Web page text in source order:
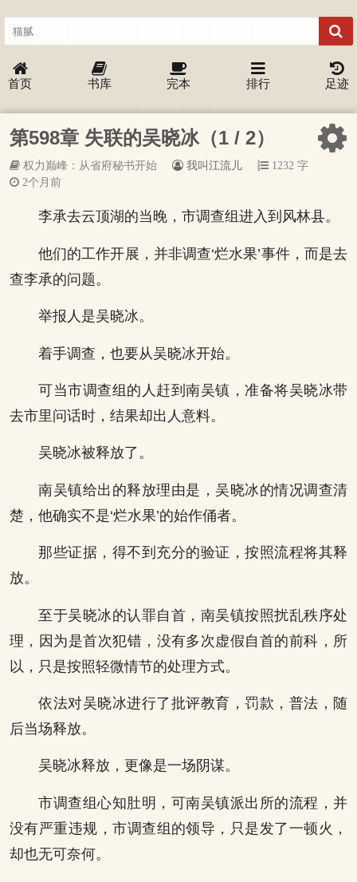
首页 书库 完本 排行 足迹
第598章 失联的吴晓冰（1 / 2）
权力巅峰：从省府秘书开始 我叫江流儿
1232 字
2个月前
李承去云顶湖的当晚，市调查组进入到风林县。
他们的工作开展，并非调查‘烂水果’事件，而是去
查李承的问题。
举报人是吴晓冰。
着手调查，也要从吴晓冰开始。
可当市调查组的人赶到南吴镇，准备将吴晓冰带
去市里问话时，结果却出人意料。
吴晓冰被释放了。
南吴镇给出的释放理由是，吴晓冰的情况调查清
楚，他确实不是‘烂水果’的始作俑者。
那些证据，得不到充分的验证，按照流程将其释
放。
至于吴晓冰的认罪自首，南吴镇按照扰乱秩序处
理，因为是首次犯错，没有多次虚假自首的前科，所
以，只是按照轻微情节的处理方式。
依法对吴晓冰进行了批评教育，罚款，普法，随
后当场释放。
吴晓冰释放，更像是一场阴谋。
市调查组心知肚明，可南吴镇派出所的流程，并
没有严重违规，市调查组的领导，只是发了一顿火，
却也无可奈何。